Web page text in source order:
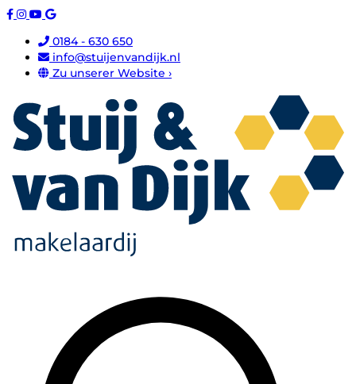
0184 - 630 650
info@stuijenvandijk.nl
Zu unserer Website ›